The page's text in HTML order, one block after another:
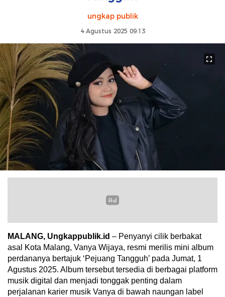
ungkap publik
4 Agustus 2025 09:13
MALANG, Ungkappublik.id – Penyanyi cilik berbakat
asal Kota Malang, Vanya Wijaya, resmi merilis mini album
perdananya bertajuk ‘Pejuang Tangguh’ pada Jumat, 1
Agustus 2025. Album tersebut tersedia di berbagai platform
musik digital dan menjadi tonggak penting dalam
perjalanan karier musik Vanya di bawah naungan label